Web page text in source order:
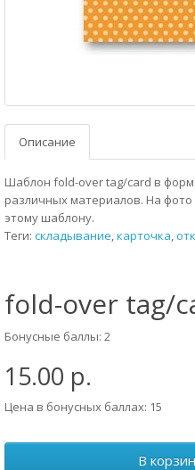
Описание
Шаблон fold-over tag/card в
различных материалов. На
этому шаблону.
Теги: складывание,карточка,
fold-over tag/
Бонусные баллы: 2
15.00 р.
Цена в бонусных баллах: 15
В